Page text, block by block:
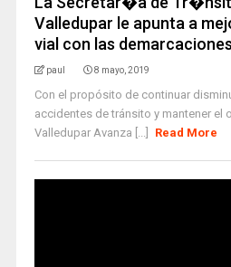
Valledupar le apunta a
vial con las demarcaciones
paul 8 mayo, 2019
Con el propósito de continuar
accidentes de tránsito y mantener el
Valledupar Avanza [...]
Read More